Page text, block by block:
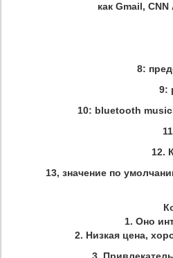
как Gmail,
8:
9:
10: bluetooth
13, значение по
1. Оно
2. Низкая цена,